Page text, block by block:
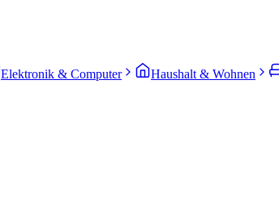
Elektronik & Computer Haushalt & Wohnen